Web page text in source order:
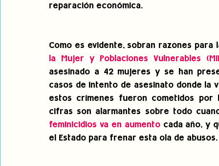
reparación económica.
Como es evidente, sobran razones para
la Mujer y Poblaciones Vulnerables
asesinado a 42 mujeres y se han
casos de intento de asesinato donde la
estos crímenes fueron cometidos por
cifras son alarmantes sobre todo
feminicidios va en aumento cada año, y
el Estado para frenar esta ola de